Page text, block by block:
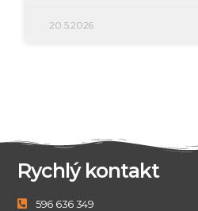
20.5.2026
Rychlý kontakt
596 636 349